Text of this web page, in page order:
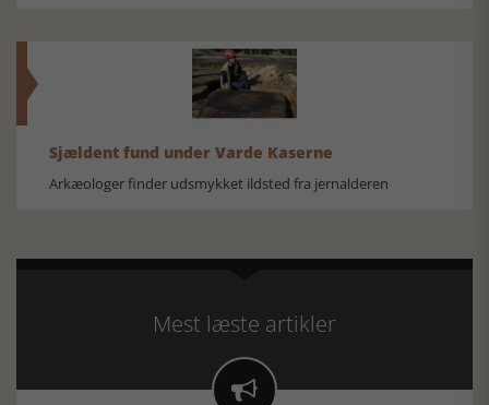
Sjældent fund under Varde Kaserne
Arkæologer finder udsmykket ildsted fra jernalderen
Mest læste artikler
